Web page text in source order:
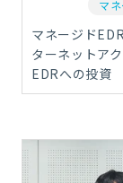
マ
マネージド
ターネットア
EDRへの投資